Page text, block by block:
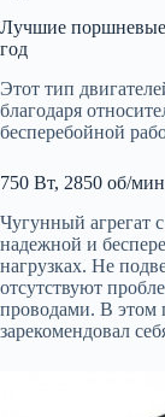
Лучшие поршневые
год
Этот тип
благодаря
бесперебойной
750 Вт, 2850 об/мин
Чугунный агрегат
надежной и
нагрузках. Не
отсутствуют
проводами. В этом
зарекомендовал